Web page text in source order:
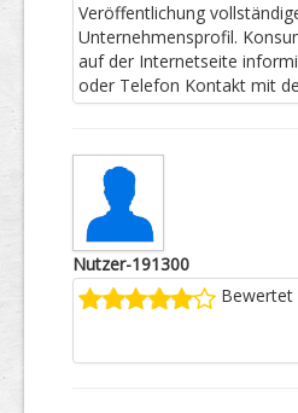
Veröffentlichung
Unternehmensprofil.
auf der Internetseite
oder Telefon Kontakt mit
Nutzer-191300
Bewertet